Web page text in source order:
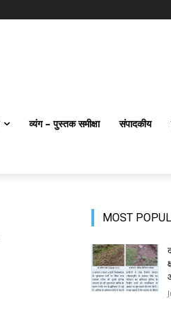
व्यंग – पुस्तक समीक्षा संपादकीय
MOST